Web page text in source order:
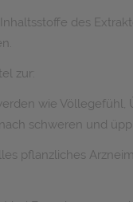
des
zur:
wie
schweren und
pflanzliches